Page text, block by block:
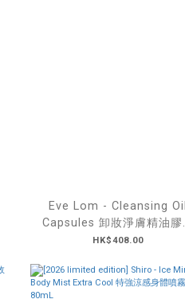
Eve Lom - Cleansing Oil
Capsules 卸妝淨膚精油膠
50pcs
HK$408.00